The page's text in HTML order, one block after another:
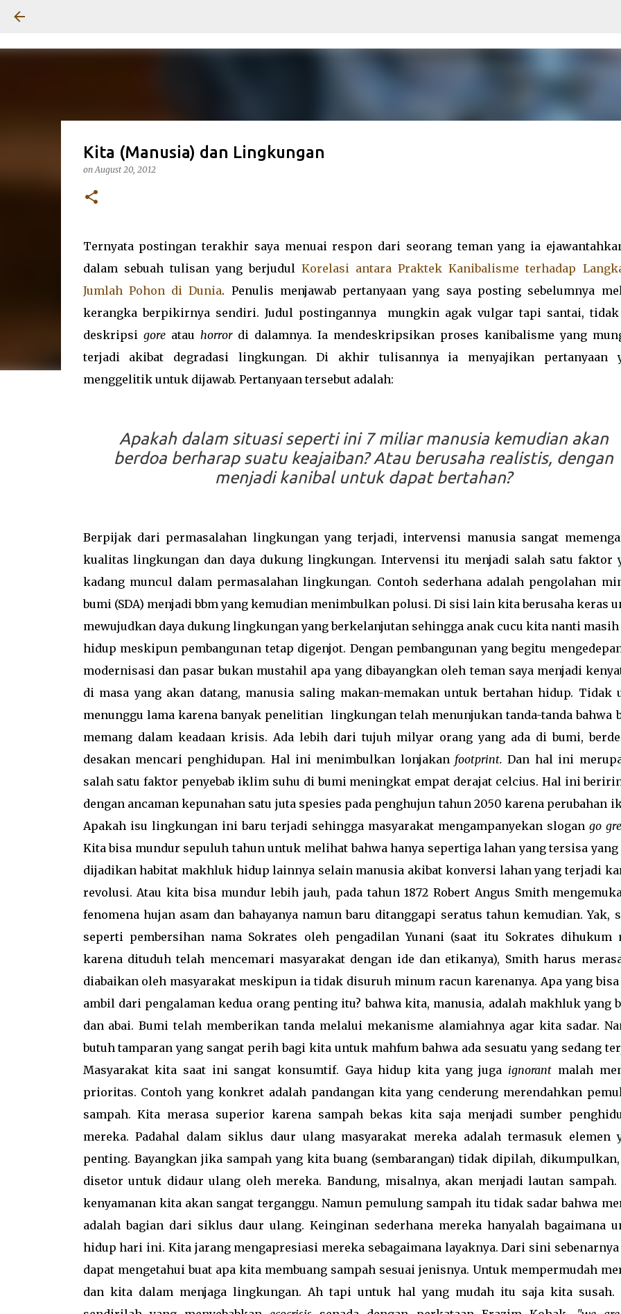
Kita (Manusia) dan Lingkungan
onAugust 20, 2012
Ternyata postingan terakhir saya menuai respon dari seorang teman yang ia
dalam sebuah tulisan yang berjudul Korelasi antara Praktek Kanibalisme terhadap
Jumlah Pohon di Dunia. Penulis menjawab pertanyaan yang saya posting sebelumnya
kerangka berpikirnya sendiri. Judul postingannya mungkin agak vulgar tapi santai, tidak
deskripsi gore atau horror di dalamnya. Ia mendeskripsikan proses kanibalisme yang
terjadi akibat degradasi lingkungan. Di akhir tulisannya ia menyajikan pertanyaan
menggelitik untuk dijawab. Pertanyaan tersebut adalah:
Apakah dalam situasi seperti ini 7 miliar manusia kemudian akan
berdoa berharap suatu keajaiban? Atau berusaha realistis, dengan
menjadi kanibal untuk dapat bertahan?
Berpijak dari permasalahan lingkungan yang terjadi, intervensi manusia sangat
kualitas lingkungan dan daya dukung lingkungan. Intervensi itu menjadi salah satu faktor
kadang muncul dalam permasalahan lingkungan. Contoh sederhana adalah pengolahan
bumi (SDA) menjadi bbm yang kemudian menimbulkan polusi. Di sisi lain kita berusaha keras
mewujudkan daya dukung lingkungan yang berkelanjutan sehingga anak cucu kita nanti masih
hidup meskipun pembangunan tetap digenjot. Dengan pembangunan yang begitu
modernisasi dan pasar bukan mustahil apa yang dibayangkan oleh teman saya menjadi
di masa yang akan datang, manusia saling makan-memakan untuk bertahan hidup. Tidak
menunggu lama karena banyak penelitian lingkungan telah menunjukan tanda-tanda bahwa
memang dalam keadaan krisis. Ada lebih dari tujuh milyar orang yang ada di bumi,
desakan mencari penghidupan. Hal ini menimbulkan lonjakan footprint.Dan hal ini
salah satu faktor penyebab iklim suhu di bumi meningkat empat derajat celcius. Hal ini
dengan ancaman kepunahan satu juta spesies pada penghujun tahun 2050 karena perubahan
Apakah isu lingkungan ini baru terjadi sehingga masyarakat mengampanyekan slogango
Kita bisa mundur sepuluh tahun untuk melihat bahwa hanya sepertiga lahan yang tersisa yang
dijadikan habitat makhluk hidup lainnya selain manusia akibat konversi lahan yang terjadi
revolusi. Atau kita bisa mundur lebih jauh, pada tahun 1872 Robert Angus Smith
fenomena hujan asam dan bahayanya namun baru ditanggapi seratus tahun kemudian. Yak,
seperti pembersihan nama Sokrates oleh pengadilan Yunani (saat itu Sokrates dihukum
karena dituduh telah mencemari masyarakat dengan ide dan etikanya), Smith harus
diabaikan oleh masyarakat meskipun ia tidak disuruh minum racun karenanya. Apa yang
ambil dari pengalaman kedua orang penting itu? bahwa kita, manusia, adalah makhluk yang
dan abai. Bumi telah memberikan tanda melalui mekanisme alamiahnya agar kita sadar.
butuh tamparan yang sangat perih bagi kita untuk mahfum bahwa ada sesuatu yang sedang
Masyarakat kita saat ini sangat konsumtif. Gaya hidup kita yang juga ignorant malah
prioritas. Contoh yang konkret adalah pandangan kita yang cenderung merendahkan
sampah. Kita merasa superior karena sampah bekas kita saja menjadi sumber
mereka. Padahal dalam siklus daur ulang masyarakat mereka adalah termasuk elemen
penting. Bayangkan jika sampah yang kita buang (sembarangan) tidak dipilah,
disetor untuk didaur ulang oleh mereka. Bandung, misalnya, akan menjadi lautan sampah.
kenyamanan kita akan sangat terganggu. Namun pemulung sampah itu tidak sadar bahwa
adalah bagian dari siklus daur ulang. Keinginan sederhana mereka hanyalah bagaimana
hidup hari ini. Kita jarang mengapresiasi mereka sebagaimana layaknya. Dari sini
dapat mengetahui buat apa kita membuang sampah sesuai jenisnya. Untuk mempermudah
dan kita dalam menjaga lingkungan. Ah tapi untuk hal yang mudah itu saja kita susah.